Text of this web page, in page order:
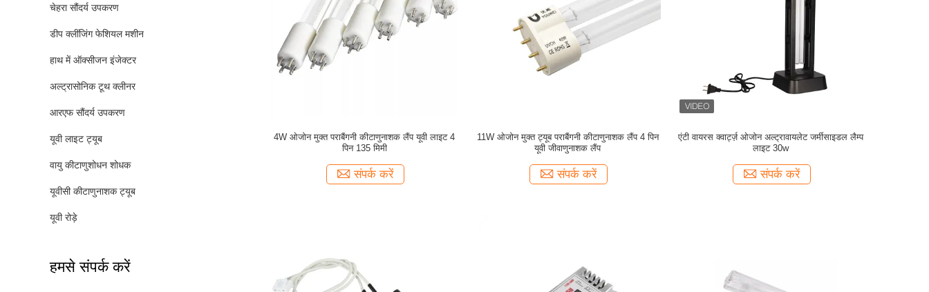
चेहरा सौंदर्य उपकरण
डीप क्लींजिंग फेशियल मशीन
हाथ में ऑक्सीजन इंजेक्टर
अल्ट्रासोनिक टूथ क्लीनर
आरएफ सौंदर्य उपकरण
यूवी लाइट ट्यूब
वायु कीटाणुशोधन शोधक
यूवीसी कीटाणुनाशक ट्यूब
यूवी रोड़े
हमसे संपर्क करें
4W ओजोन मुक्त पराबैंगनी कीटाणुनाशक लैंप यूवी लाइट 4
पिन 135 मिमी
संपर्क करें
11W ओजोन मुक्त ट्यूब पराबैंगनी कीटाणुनाशक लैंप 4 पिन
यूवी जीवाणुनाशक लैंप
संपर्क करें
एंटी वायरस क्वार्ट्ज़ ओजोन अल्ट्रावायलेट जर्मीसाइडल लैम्प
लाइट 30w
संपर्क करें